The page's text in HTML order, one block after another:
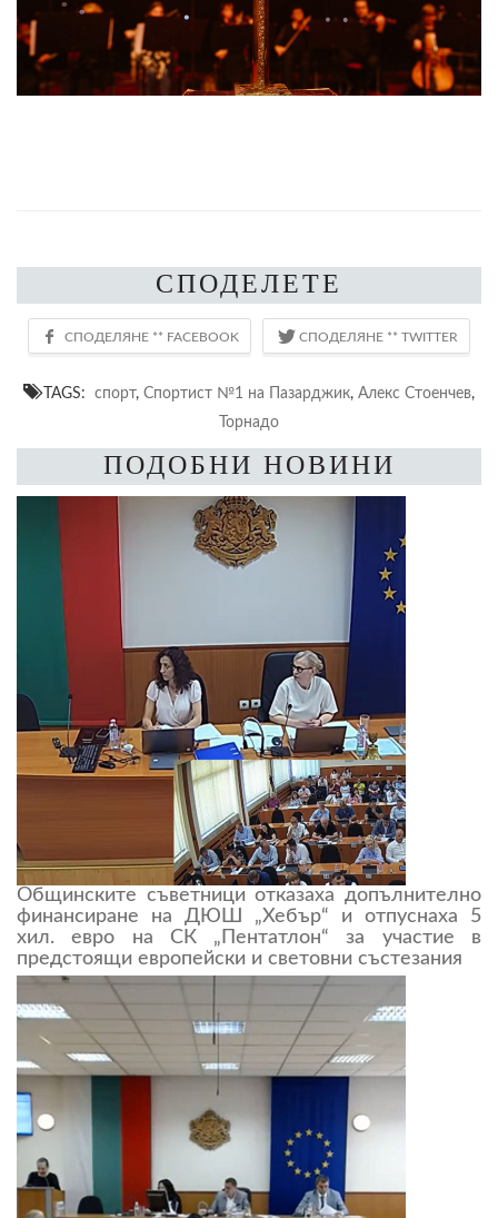
СПОДЕЛЕТЕ
TAGS: спорт, Спортист №1 на Пазарджик, Алекс Стоенчев,
Торнадо
ПОДОБНИ НОВИНИ
Общинските съветници отказаха допълнително
финансиране на ДЮШ „Хебър“ и отпуснаха 5
хил. евро на СК „Пентатлон“ за участие в
предстоящи европейски и световни състезания